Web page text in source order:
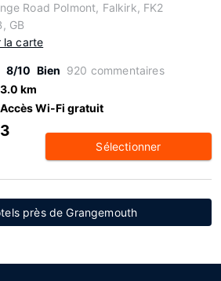
Road Polmont, Falkirk, FK2
GB
la carte
8/10 Bien 920 commentaires
3.0 km
Accès Wi-Fi gratuit
Sélectionner
près de Grangemouth